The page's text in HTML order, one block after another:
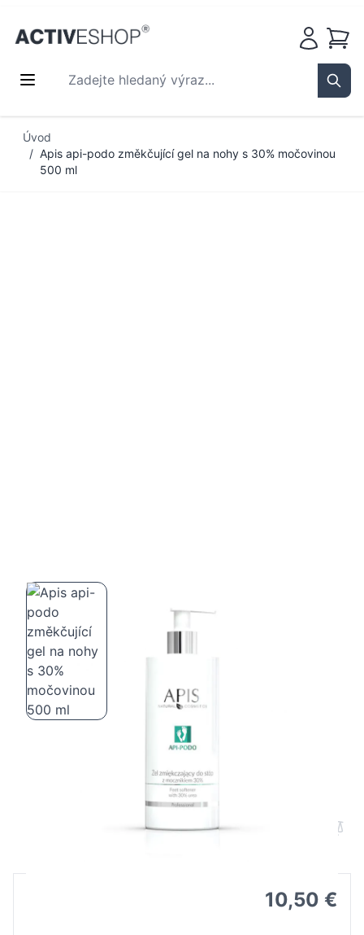
Zadejte hledaný výraz...
Košík
Úvod
/ Apis api-podo změkčující gel na nohy s 30% močovinou
500 ml
30% močovinou 500 ml
10,50 €